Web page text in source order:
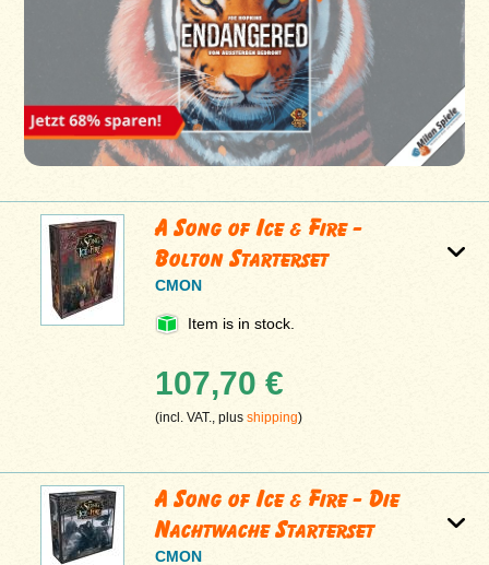
A Song of Ice & Fire -
Bolton Starterset
CMON
Item is in stock.
107,70 €
(incl. VAT., plusshipping)
A Song of Ice & Fire - Die
Nachtwache Starterset
CMON